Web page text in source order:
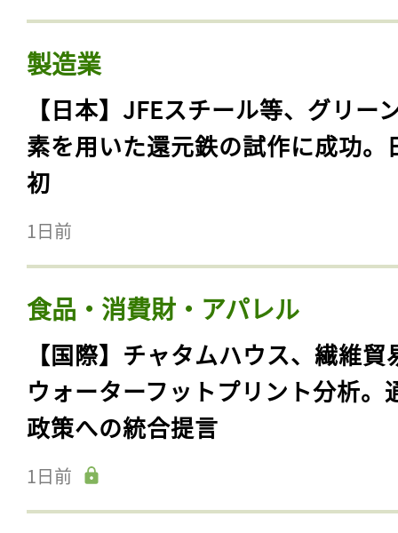
製造業
【日本】JFEスチール等、グリー
素を用いた還元鉄の試作に成功。
初
1日前
食品・消費財・アパレル
【国際】チャタムハウス、繊維貿
ウォーターフットプリント分析。
政策への統合提言
1日前